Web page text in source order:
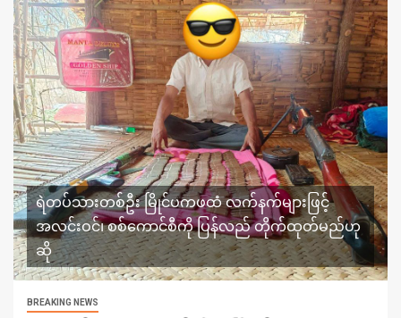
ရဲတပ်သားတစ်ဦး မြိုင်ပကဖထံ လက်နက်များဖြင့်
အလင်းဝင်၊ စစ်ကောင်စီကို ပြန်လည် တိုက်ထုတ်မည်ဟု
ဆို
BREAKING NEWS